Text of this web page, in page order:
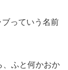
っていう名前
、ふと何かおか